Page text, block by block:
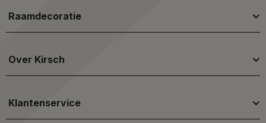
Raamdecoratie
Over Kirsch
Klantenservice